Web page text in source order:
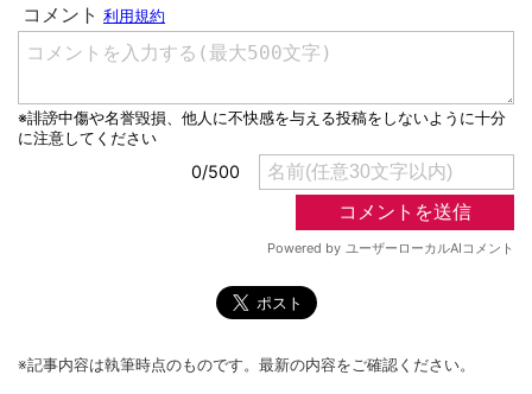
※記事内容は執筆時点のものです。最新の内容をご確認ください。